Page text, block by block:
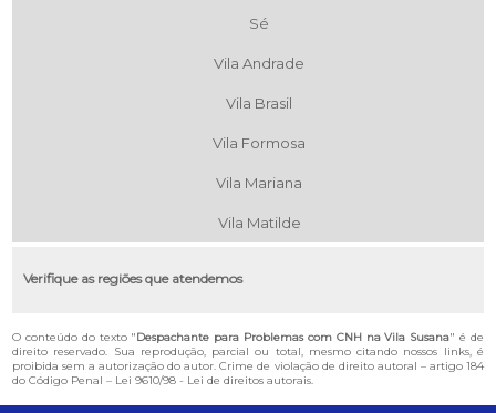
Sé
Vila Andrade
Vila Brasil
Vila Formosa
Vila Mariana
Vila Matilde
Verifique as regiões que atendemos
O conteúdo do texto "Despachante para Problemas com CNH na Vila Susana" é de
direito reservado. Sua reprodução, parcial ou total, mesmo citando nossos links, é
proibida sem a autorização do autor. Crime de violação de direito autoral – artigo 184
do Código Penal – Lei 9610/98 - Lei de direitos autorais.